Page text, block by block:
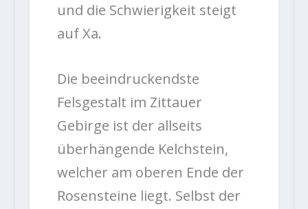
und die Schwierigkeit steigt
auf Xa.
Die beeindruckendste
Felsgestalt im Zittauer
Gebirge ist der allseits
überhängende Kelchstein,
welcher am oberen Ende der
Rosensteine liegt. Selbst der